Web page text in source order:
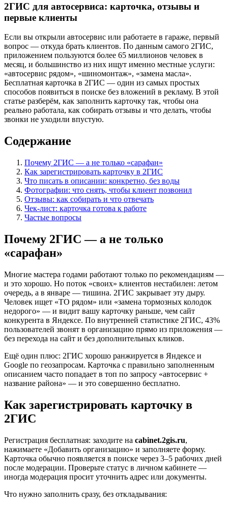
2ГИС для автосервиса: карточка, отзывы и
первые клиенты
Если вы открыли автосервис или работаете в гараже, первый
вопрос — откуда брать клиентов. По данным самого 2ГИС,
приложением пользуются более 65 миллионов человек в
месяц, и большинство из них ищут именно местные услуги:
«автосервис рядом», «шиномонтаж», «замена масла».
Бесплатная карточка в 2ГИС — один из самых простых
способов появиться в поиске без вложений в рекламу. В этой
статье разберём, как заполнить карточку так, чтобы она
реально работала, как собирать отзывы и что делать, чтобы
звонки не уходили впустую.
Содержание
Почему 2ГИС — а не только «сарафан»
Как зарегистрировать карточку в 2ГИС
Что писать в описании: конкретно, без воды
Фотографии: что снять, чтобы клиент позвонил
Отзывы: как собирать и что отвечать
Чек-лист: карточка готова к работе
Частые вопросы
Почему 2ГИС — а не только
«сарафан»
Многие мастера годами работают только по рекомендациям —
и это хорошо. Но поток «своих» клиентов нестабилен: летом
очередь, а в январе — тишина. 2ГИС закрывает эту дыру.
Человек ищет «ТО рядом» или «замена тормозных колодок
недорого» — и видит вашу карточку раньше, чем сайт
конкурента в Яндексе. По внутренней статистике 2ГИС, 43%
пользователей звонят в организацию прямо из приложения —
без перехода на сайт и без дополнительных кликов.
Ещё один плюс: 2ГИС хорошо ранжируется в Яндексе и
Google по геозапросам. Карточка с правильно заполненным
описанием часто попадает в топ по запросу «автосервис +
название района» — и это совершенно бесплатно.
Как зарегистрировать карточку в
2ГИС
Регистрация бесплатная: заходите на cabinet.2gis.ru,
нажимаете «Добавить организацию» и заполняете форму.
Карточка обычно появляется в поиске через 3–5 рабочих дней
после модерации. Проверьте статус в личном кабинете —
иногда модерация просит уточнить адрес или документы.
Что нужно заполнить сразу, без откладывания: